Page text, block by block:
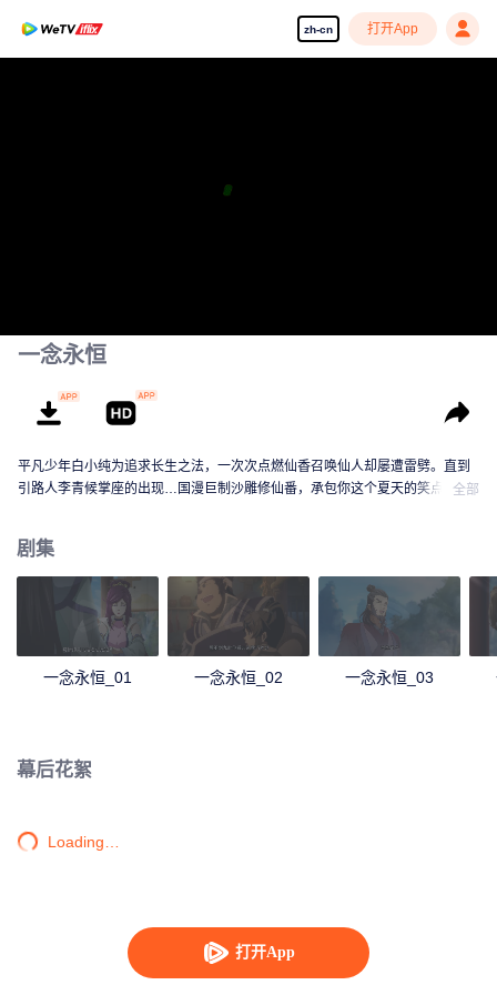
zh-cn 打开App
打开App
一念永恒
平凡少年白小纯为追求长生之法，一次次点燃仙香召唤仙人却屡遭雷劈。直到
引路人李青候掌座的出现…国漫巨制沙雕修仙番，承包你这个夏天的笑点！全部
剧集
一念永恒_01 一念永恒_02 一念永恒_03
幕后花絮
Loading…